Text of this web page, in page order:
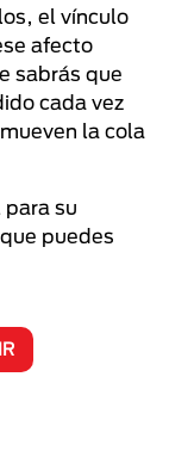
el vínculo
afecto
sabrás que
cada vez
la cola
su
puedes